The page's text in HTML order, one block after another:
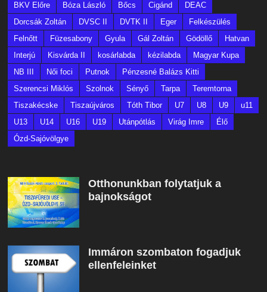
BKV Előre Bóza László Bőcs Cigánd
DEAC
Dorcsák Zoltán
DVSC II DVTK II Eger
Felkészülés
Felnőtt
Füzesabony Gyula Gál Zoltán Gödöllő
Hatvan
Interjú
Kisvárda II kosárlabda kézilabda
Magyar Kupa
NB III
Női foci Putnok
Pénzesné Balázs Kitti
Szerencsi Miklós
Szolnok Sényő Tarpa
Teremtorna
Tiszakécske
Tiszaújváros Tóth Tibor U7 U8 U9
u11
U13
U14 U16 U19 Utánpótlás Virág Imre
Élő
Ózd-Sajóvölgye
Otthonunkban folytatjuk a
bajnokságot
Immáron szombaton fogadjuk
ellenfeleinket